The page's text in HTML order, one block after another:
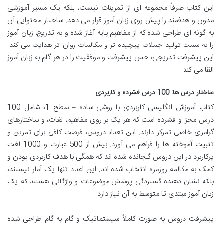
این کتاب صرفاً مجموعه ای از تمرینات نیست، بلکه یک مسیر آموزشی
مدون و هدفمند را پیش روی زبان آموز قرار می دهد. ساختار محتوایی آن
به گونه ای طراحی شده که از مفاهیم پایه آغاز شده و به تدریج، زبان آموز
را به سمت تولید جملات پیچیده تر و مکالمات روان تر هدایت می کند.
این پیشرفت تدریجی، حس پیشرفت و موفقیت را در هر گام به زبان آموز
القا می کند.
ساختار درس ها: 100 درس فشرده و کاربردی
کتاب آموزش انگلیسی کاربردی با روشی ساده – سطح 1، شامل 100
درس مجزا و فشرده است که هر یک بر روی مفاهیم، لغات، و ساختارهای
گرامری خاصی تمرکز دارند. این تعداد دروس، فرصت کافی برای تمرین و
تثبیت آموخته ها را فراهم می آورد. بیش از 500 عبارت و 1000 لغت
پرکاربرد در این دروس گنجانده شده اند که همگی با هدف کاربردی بودن و
کمک به مکالمه روزمره انتخاب شده اند. این اعداد تنها یک آمار نیستند،
بلکه نشان دهنده گستردگی پوشش موضوعات و واژگانی هستند که یک
زبان آموز مبتدی تا متوسط به آن نیاز دارد.
پیشرفت دروس به صورت کاملاً سیستماتیک و گام به گام طراحی شده